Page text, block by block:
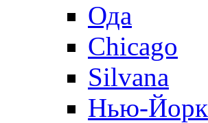
Ода
Chicago
Silvana
Нью-Йорк